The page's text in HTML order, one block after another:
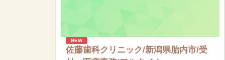
NEW
佐藤歯科クリニック/新潟県胎内市/受